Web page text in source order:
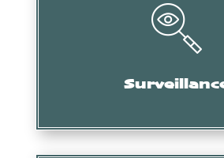
Collecte d’informations, de